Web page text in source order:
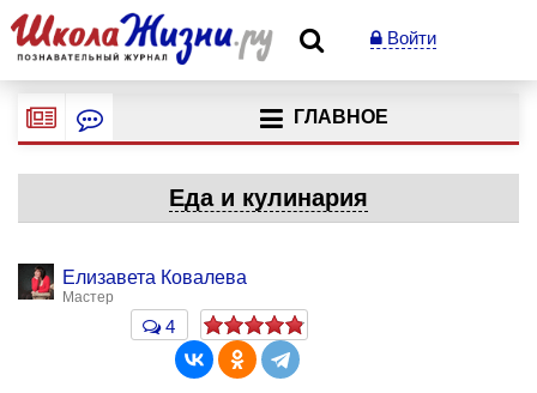
Войти
ГЛАВНОЕ
Еда и кулинария
Елизавета Ковалева
Мастер
4